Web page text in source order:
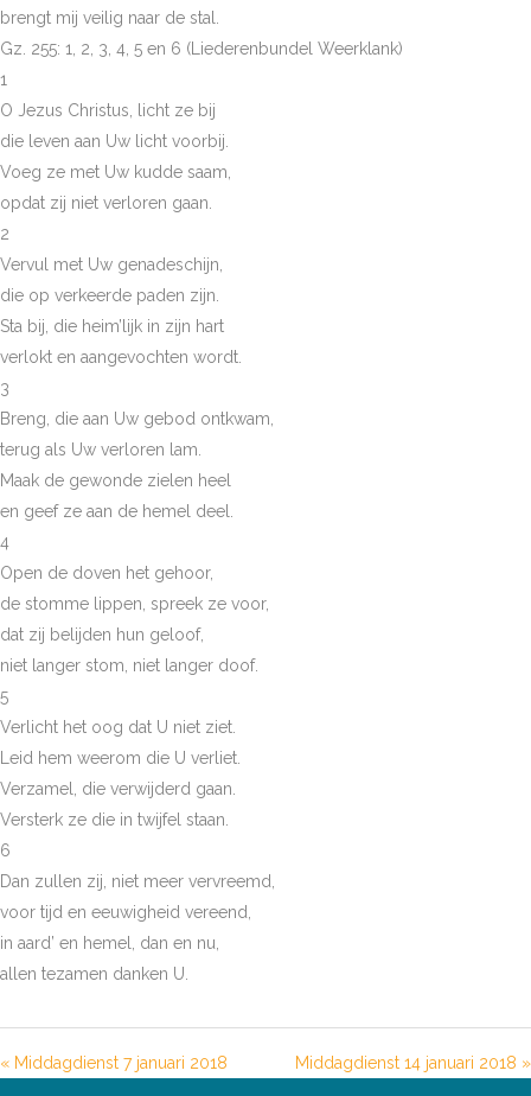
brengt mij veilig naar de stal.
Gz. 255: 1, 2, 3, 4, 5 en 6 (Liederenbundel Weerklank)
1
O Jezus Christus, licht ze bij
die leven aan Uw licht voorbij.
Voeg ze met Uw kudde saam,
opdat zij niet verloren gaan.
2
Vervul met Uw genadeschijn,
die op verkeerde paden zijn.
Sta bij, die heim’lijk in zijn hart
verlokt en aangevochten wordt.
3
Breng, die aan Uw gebod ontkwam,
terug als Uw verloren lam.
Maak de gewonde zielen heel
en geef ze aan de hemel deel.
4
Open de doven het gehoor,
de stomme lippen, spreek ze voor,
dat zij belijden hun geloof,
niet langer stom, niet langer doof.
5
Verlicht het oog dat U niet ziet.
Leid hem weerom die U verliet.
Verzamel, die verwijderd gaan.
Versterk ze die in twijfel staan.
6
Dan zullen zij, niet meer vervreemd,
voor tijd en eeuwigheid vereend,
in aard’ en hemel, dan en nu,
allen tezamen danken U.
« Middagdienst 7 januari 2018 Middagdienst 14 januari 2018 »